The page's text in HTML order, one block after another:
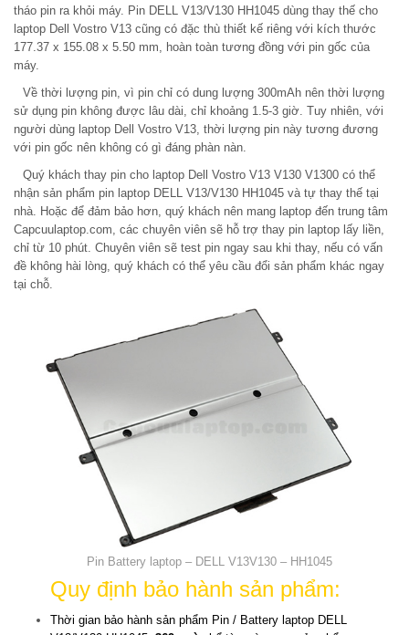
tháo pin ra khỏi máy. Pin DELL V13/V130 HH1045 dùng thay thế cho
laptop Dell Vostro V13 cũng có đặc thù thiết kế riêng với kích thước
177.37 x 155.08 x 5.50 mm, hoàn toàn tương đồng với pin gốc của
máy.
Về thời lượng pin, vì pin chỉ có dung lượng 300mAh nên thời lượng
sử dụng pin không được lâu dài, chỉ khoảng 1.5-3 giờ. Tuy nhiên, với
người dùng laptop Dell Vostro V13, thời lượng pin này tương đương
với pin gốc nên không có gì đáng phàn nàn.
Quý khách thay pin cho laptop Dell Vostro V13 V130 V1300 có thể
nhận sản phẩm pin laptop DELL V13/V130 HH1045 và tự thay thế tại
nhà. Hoặc để đảm bảo hơn, quý khách nên mang laptop đến trung tâm
Capcuulaptop.com, các chuyên viên sẽ hỗ trợ thay pin laptop lấy liền,
chỉ từ 10 phút. Chuyên viên sẽ test pin ngay sau khi thay, nếu có vấn
đề không hài lòng, quý khách có thể yêu cầu đổi sản phẩm khác ngay
tại chỗ.
Pin Battery laptop – DELL V13V130 – HH1045
Quy định bảo hành sản phẩm:
Thời gian bảo hành sản phẩm Pin / Battery laptop DELL